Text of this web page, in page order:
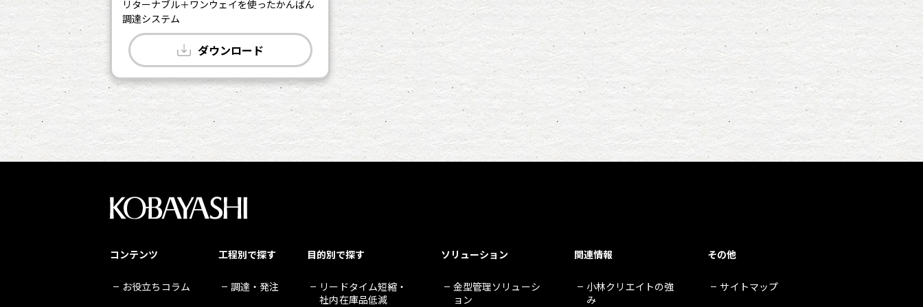
リターナブル＋ワンウェイを使ったかんばん
調達システム
ダウンロード
コンテンツ
お役立ちコラム
工程別で探す
調達・発注
目的別で探す
リードタイム短縮・
社内在庫品低減
ソリューション
金型管理ソリューシ
ョン
関連情報
小林クリエイトの強
み
その他
サイトマップ